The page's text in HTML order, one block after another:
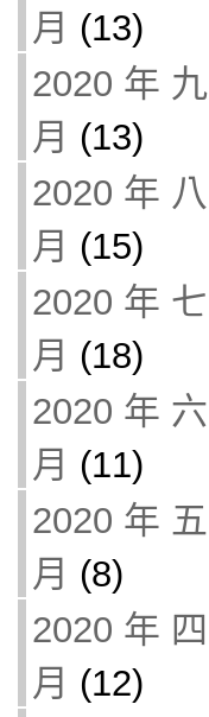
月 (13)
2020 年 九
月 (13)
2020 年 八
月 (15)
2020 年 七
月 (18)
2020 年 六
月 (11)
2020 年 五
月 (8)
2020 年 四
月 (12)